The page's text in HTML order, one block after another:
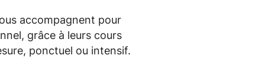
accompagnent pour
grâce à leurs cours
ponctuel ou intensif.